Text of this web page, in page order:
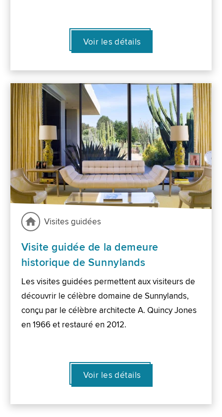
Voir les détails
Visites guidées
Visite guidée de la demeure
historique de Sunnylands
Les visites guidées permettent aux visiteurs de
découvrir le célèbre domaine de Sunnylands,
conçu par le célèbre architecte A. Quincy Jones
en 1966 et restauré en 2012.
Voir les détails